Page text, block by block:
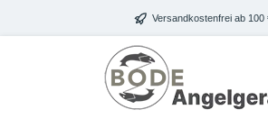
Zum Hauptinhalt springen Versandkostenfrei ab 100